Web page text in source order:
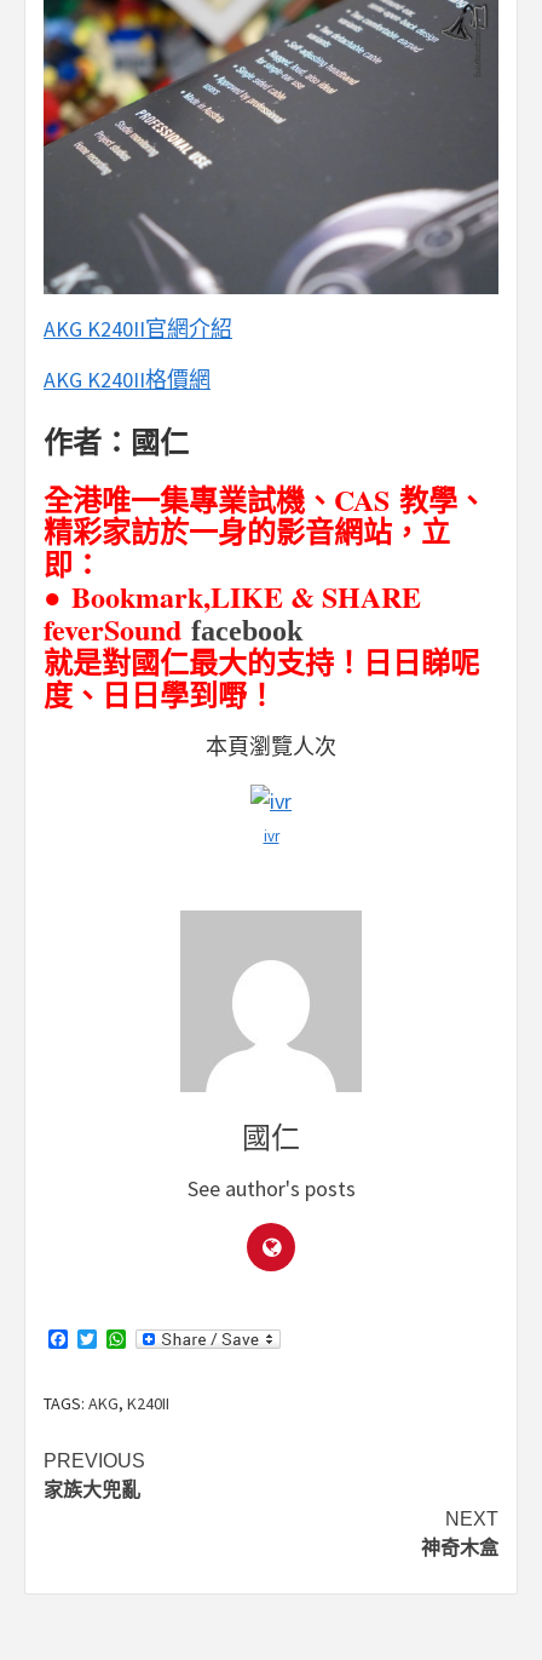
AKG K240II官網介紹
AKG K240II格價網
作者：國仁
全港唯一集專業試機、 CAS 教學、
精彩家訪於一身的影音網站，立
即：
● Bookmark,LIKE & SHARE
feverSound facebook
就是對國仁最大的支持！ 日 日 睇呢
度、 日日學到嘢！
本頁瀏覽人次
ivr
國仁
See author's posts
Facebook
TwitterWhatsApp
TAGS: AKG, K240II
Post
navigation
PREVIOUS
家族大兜亂
NEXT
神奇木盒